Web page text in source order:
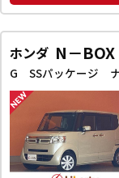
ホンダ N－BOX